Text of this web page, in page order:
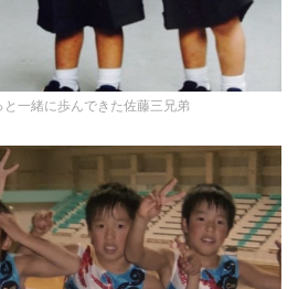
一緒に歩んできた佐藤三兄弟